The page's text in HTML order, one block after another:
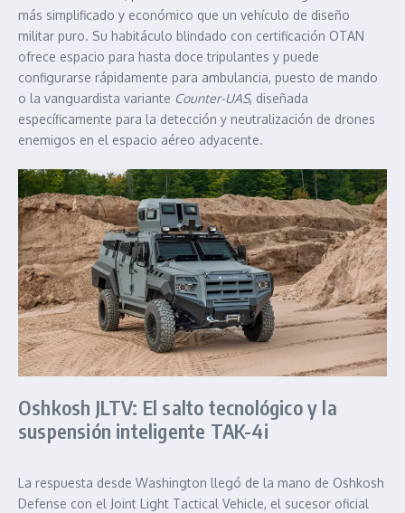
más simplificado y económico que un vehículo de diseño
militar puro. Su habitáculo blindado con certificación OTAN
ofrece espacio para hasta doce tripulantes y puede
configurarse rápidamente para ambulancia, puesto de mando
o la vanguardista variante Counter-UAS, diseñada
específicamente para la detección y neutralización de drones
enemigos en el espacio aéreo adyacente.
Oshkosh JLTV: El salto tecnológico y la
suspensión inteligente TAK-4i
La respuesta desde Washington llegó de la mano de Oshkosh
Defense con el Joint Light Tactical Vehicle, el sucesor oficial